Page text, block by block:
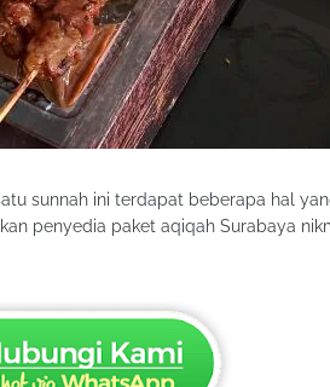
sunnah ini terdapat beberapa hal
penyedia paket aqiqah Surabaya